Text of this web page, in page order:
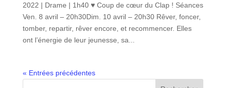
2022 | Drame | 1h40 ♥ Coup de cœur du Clap ! Séances
Ven. 8 avril – 20h30Dim. 10 avril – 20h30 Rêver, foncer,
tomber, repartir, rêver encore, et recommencer. Elles
ont l’énergie de leur jeunesse, sa...
« Entrées précédentes